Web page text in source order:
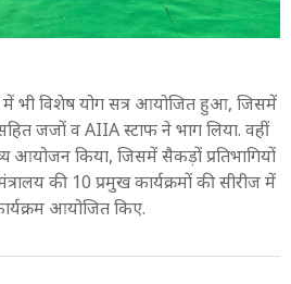
में भी विशेष योग सत्र आयोजित हुआ, जिसमें
जजों व AIIA स्टाफ ने भाग लिया. वहीं
आयोजन किया, जिसमें सैकड़ों प्रतिभागियों
की 10 प्रमुख कार्यक्रमों की सीरीज में
आयोजित किए.